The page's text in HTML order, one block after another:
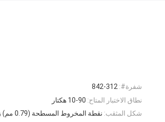
شفرة#: 842-312
نطاق الاختبار المتاح: 10-90 هكتار
شكل المثقب: نقطة المخروط المسطحة (0.79 مم) زاوية متضمنة 35 درجة